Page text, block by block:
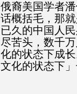
俄裔美国学者
话概括毛，那
已久的中国人
尽苦头，数千
化的状态下成
文化的状态下